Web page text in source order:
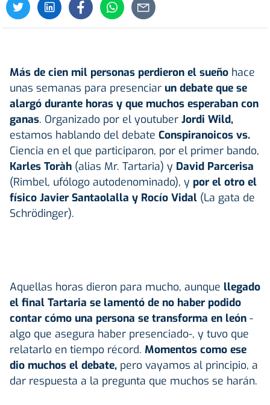
Más de cien mil personas perdieron el sueño hace
unas semanas para presenciar un debate que se
alargó durante horas y que muchos esperaban con
ganas. Organizado por el youtuber Jordi Wild,
estamos hablando del debate Conspiranoicos vs.
Ciencia en el que participaron, por el primer bando,
Karles Toràh (alias Mr. Tartaria) y David Parcerisa
(Rimbel, ufólogo autodenominado), y por el otro el
físico Javier Santaolalla y Rocío Vidal (La gata de
Schrödinger).
Aquellas horas dieron para mucho, aunque llegado
el final Tartaria se lamentó de no haber podido
contar cómo una persona se transforma en león -
algo que asegura haber presenciado-, y tuvo que
relatarlo en tiempo récord. Momentos como ese
dio muchos el debate, pero vayamos al principio, a
dar respuesta a la pregunta que muchos se harán.